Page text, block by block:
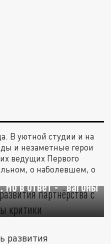
В уютной студии и на
и незаметные герои
ведущих Первого
о наболевшем, о
развития
Но в ответ - "вагоны
развития